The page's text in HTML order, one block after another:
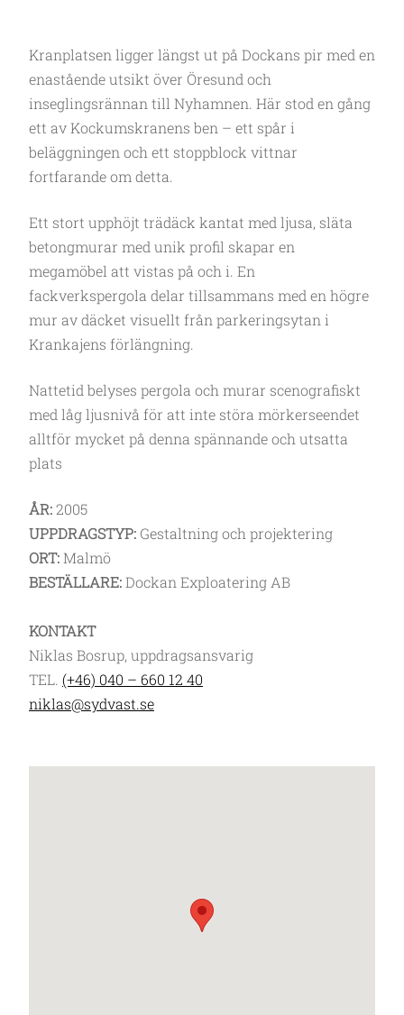
Kranplatsen ligger längst ut på Dockans pir med en
enastående utsikt över Öresund och
inseglingsrännan till Nyhamnen. Här stod en gång
ett av Kockumskranens ben – ett spår i
beläggningen och ett stoppblock vittnar
fortfarande om detta.
Ett stort upphöjt trädäck kantat med ljusa, släta
betongmurar med unik profil skapar en
megamöbel att vistas på och i. En
fackverkspergola delar tillsammans med en högre
mur av däcket visuellt från parkeringsytan i
Krankajens förlängning.
Nattetid belyses pergola och murar scenografiskt
med låg ljusnivå för att inte störa mörkerseendet
alltför mycket på denna spännande och utsatta
plats
ÅR:2005
UPPDRAGSTYP: Gestaltning och projektering
ORT: Malmö
BESTÄLLARE: Dockan Exploatering AB
KONTAKT
Niklas Bosrup, uppdragsansvarig
TEL. (+46) 040 – 660 12 40
niklas@sydvast.se